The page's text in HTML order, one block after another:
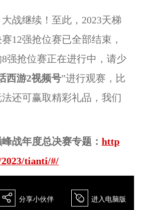
继续！至此，2023天梯
12强抢位赛已全部结束，
强抢位赛正在进行中，请少
西游2视频号”进行观赛，比
还可赢取精彩礼品，我们
年度总决赛专题： http
2023/tianti/#/
򰀂 分享小伙伴 򰀄 进入电脑版